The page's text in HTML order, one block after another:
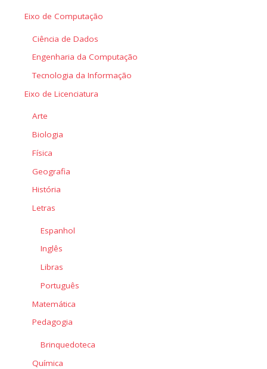
Eixo de Computação
Ciência de Dados
Engenharia da Computação
Tecnologia da Informação
Eixo de Licenciatura
Arte
Biologia
Física
Geografia
História
Letras
Espanhol
Inglês
Libras
Português
Matemática
Pedagogia
Brinquedoteca
Química